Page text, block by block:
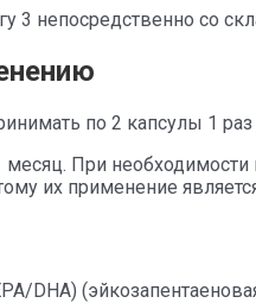
3 непосредственно со
по 2 капсулы 1
При
их применение
DHA)